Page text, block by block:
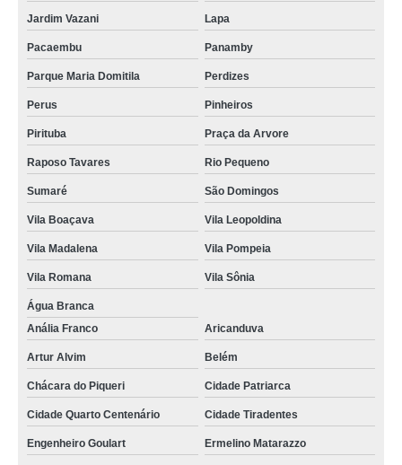
Jardim Vazani Lapa
Pacaembu Panamby
Parque Maria Domitila Perdizes
Perus Pinheiros
Pirituba Praça da Arvore
Raposo Tavares Rio Pequeno
Sumaré São Domingos
Vila Boaçava Vila Leopoldina
Vila Madalena Vila Pompeia
Vila Romana Vila Sônia
Água Branca
Anália Franco
Aricanduva
Artur Alvim Belém
Chácara do Piqueri Cidade Patriarca
Cidade Quarto Centenário Cidade Tiradentes
Engenheiro Goulart Ermelino Matarazzo